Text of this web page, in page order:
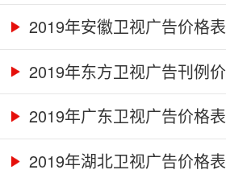
2019年安徽卫视广告价格表
2019年东方卫视广告刊例价
2019年广东卫视广告价格表
2019年湖北卫视广告价格表